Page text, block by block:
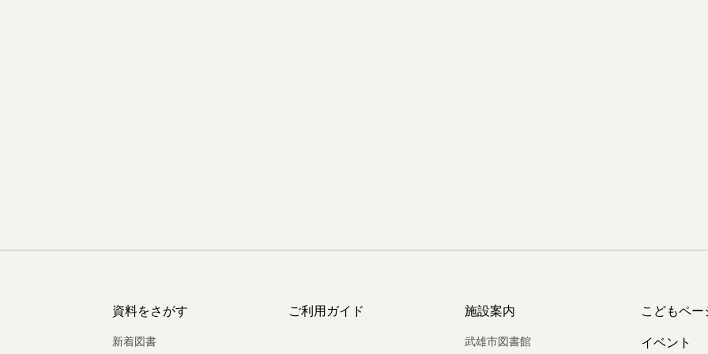
資料をさがす
新着図書
ご利用ガイド 施設案内
武雄市図書館
こどもペー
イベント